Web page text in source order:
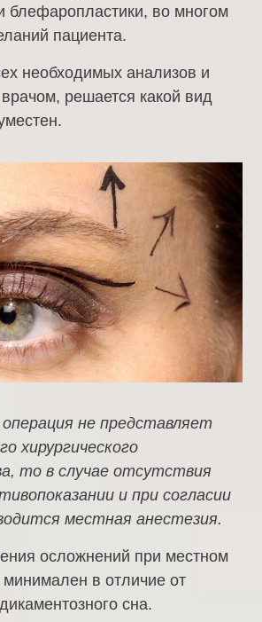
блефаропластики, во многом
пациента.
необходимых анализов и
врачом, решается какой вид
операция не представляет
хирургического
то в случае отсутствия
и при согласии
местная анестезия.
осложнений при местном
в отличие от
сна.